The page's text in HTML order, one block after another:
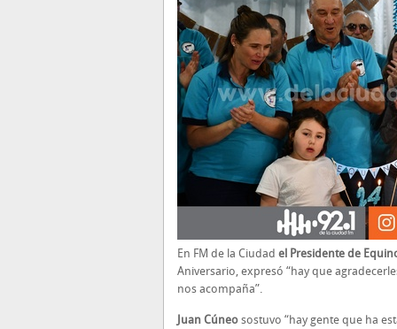
En FM de la Ciudad el Presidente de
Aniversario, expresó “hay que
nos acompaña”.
Juan Cúneo sostuvo “hay gente que ha